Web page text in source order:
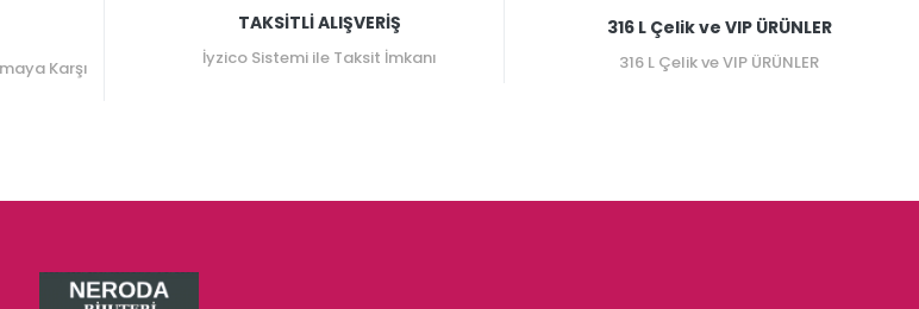
Karşı
TAKSİTLİ ALIŞVERİŞ
İyzico Sistemi ile Taksit İmkanı
316 L Çelik ve VIP ÜRÜNLER
316 L Çelik ve VIP ÜRÜNLER